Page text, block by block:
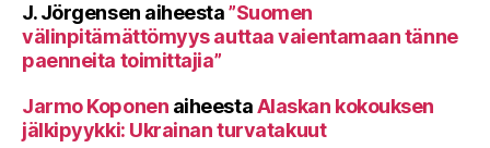
J. Jörgensen aiheesta”Suomen
välinpitämättömyys auttaa vaientamaan tänne
paenneita toimittajia”
Jarmo Koponen aiheestaAlaskan kokouksen
jälkipyykki: Ukrainan turvatakuut